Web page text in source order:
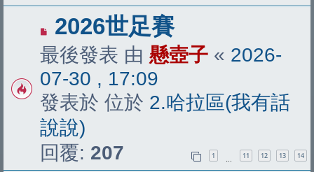
有
新
文
章
2026世足賽
最後發表 由 懸壺子 « 2026-
07-30 , 17:09
發表於 位於 2.哈拉區(我有話
說說)
回覆: 207 1 11 12 13 14